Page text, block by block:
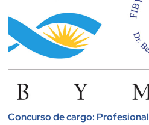
Concurso de cargo: Profesional